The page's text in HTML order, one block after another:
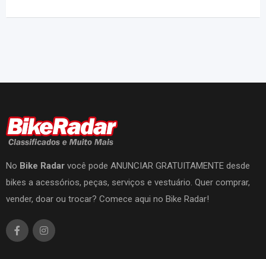
No Bike Radar você pode ANUNCIAR GRATUITAMENTE desde
bikes a acessórios, peças, serviços e vestuário. Quer comprar,
vender, doar ou trocar? Comece aqui no Bike Radar!